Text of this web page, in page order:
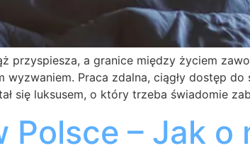
przyspiesza, a granice między życiem
Praca zdalna, ciągły dostęp
się luksusem, o który trzeba świadomie
– Jak o